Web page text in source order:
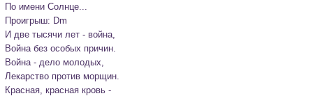
По имени Солнце...
Проигрыш: Dm
И две тысячи лет - война,
Война без особых причин.
Война - дело молодых,
Лекарство против морщин.
Красная, красная кровь -